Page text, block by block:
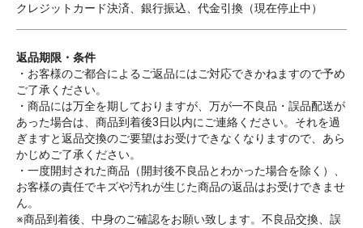
クレジットカード決済、銀行振込、代金引換（現在停止中）
返品期限・条件
・お客様のご都合によるご返品にはご対応できかねますので予め
ご了承ください。
・商品には万全を期しておりますが、万が一不良品・誤品配送が
あった場合は、商品到着後3日以内にご連絡ください。それを過
ぎますと返品交換のご要望はお受けできなくなりますので、あら
かじめご了承ください。
・一度開封された商品（開封後不良品とわかった場合を除く）、
お客様の責任でキズや汚れが生じた商品の返品はお受けできませ
ん。
※商品到着後、中身のご確認をお願い致します。不良品交換、誤